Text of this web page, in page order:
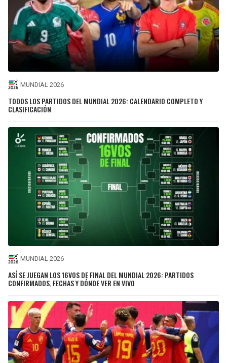
MUNDIAL 2026
TODOS LOS PARTIDOS DEL MUNDIAL 2026: CALENDARIO COMPLETO Y
CLASIFICACIÓN
MUNDIAL 2026
ASÍ SE JUEGAN LOS 16VOS DE FINAL DEL MUNDIAL 2026: PARTIDOS
CONFIRMADOS, FECHAS Y DÓNDE VER EN VIVO